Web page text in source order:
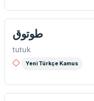
طوتوق
tutuk
Yeni Türkçe Kamus